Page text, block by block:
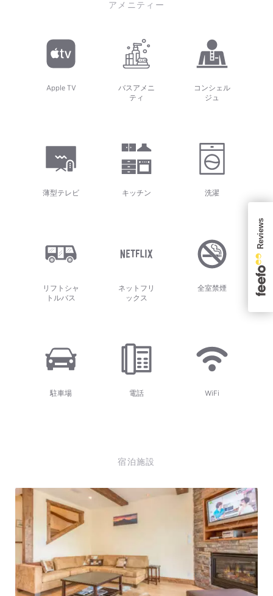
アメニティー
Apple TV
バスアメニ
ティ
コンシェル
ジュ
薄型テレビ キッチン 洗濯
リフトシャ
トルバス
ネットフリ
ックス
全室禁煙
駐車場 電話 WiFi
宿泊施設